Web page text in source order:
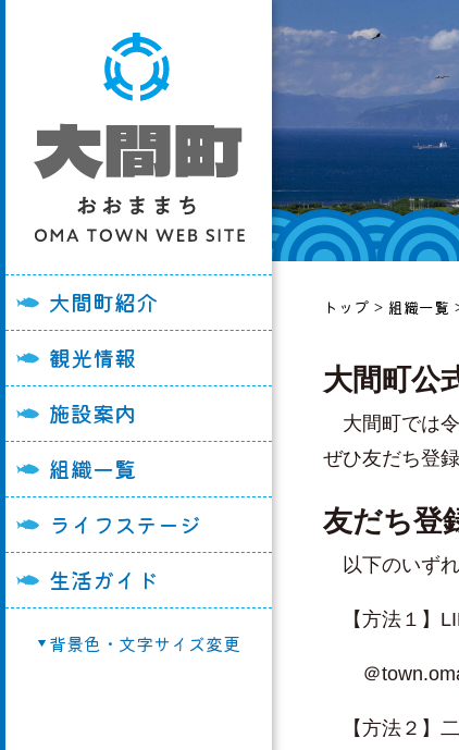
大間町紹介
大間町の紹介
町長あいさつ
町勢要覧
大間町の例規集
大間町の画像
大間町Youtube
観光情報
大間崎を訪れる
おすすめ観光ス
イベント情報
陸マグロ「大間
グルメ・飲食店
宿泊施設
施設案内
各施設利用申請
大間町役場
大間病院
うみの子保育園
大間小学校
大間中学校
奥戸交流館
勤労青少年ホー
総合開発センター
漁業活性化セン
奥戸ゆうゆう館
組織一覧
総務課
企画経営課
住民福祉課
健康づくり推進
産業振興課
生活整備課
教育委員会
農業委員会
議会事務局
議会組織
ライフステージ
妊娠・出産
入園・入学
引っ越し
おくやみ
生活ガイド
ごみ
子育て・学校教
医療・健康づくり
国保・後期高齢
町税
上水道・下水道
町営住宅
移住・空家バン
マイナンバー制度
申請用紙ダウ
背景色・文字サイズ変更
トップ > 組織一覧
大間町公
大間町では令
ぜひ友だち登
友だち登
以下のいずれ
【方法１】
＠town.oma
【方法２】